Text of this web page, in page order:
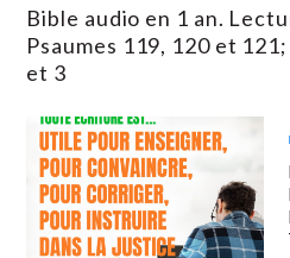
Bible audio en 1 an.
Psaumes 119, 120 et
et 3